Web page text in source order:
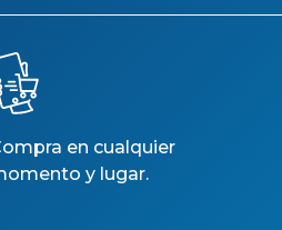
en cualquier
y lugar.